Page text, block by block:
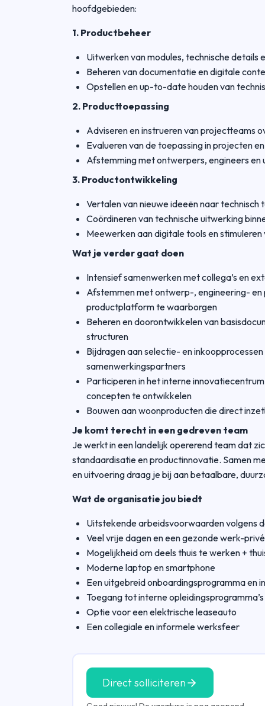
hoofdgebieden:
1. Productbeheer
Uitwerken van modules, technische details
Beheren van documentatie en digitale
Opstellen en up-to-date houden van
2. Producttoepassing
Adviseren en instrueren van projectteams
Evalueren van de toepassing in projecten
Afstemming met ontwerpers, engineers en
3. Productontwikkeling
Vertalen van nieuwe ideeën naar technisch
Coördineren van technische uitwerking
Meewerken aan digitale tools en
Wat je verder gaat doen
Intensief samenwerken met collega’s en
Afstemmen met ontwerp-, engineering-
productplatform te waarborgen
Beheren en doorontwikkelen van
structuren
Bijdragen aan selectie- en
samenwerkingspartners
Participeren in het interne
concepten te ontwikkelen
Bouwen aan woonproducten die direct
Je komt terecht in een gedreven team
Je werkt in een landelijk opererend team dat
standaardisatie en productinnovatie. Samen
en uitvoering draag je bij aan betaalbare,
Wat de organisatie jou biedt
Uitstekende arbeidsvoorwaarden volgens
Veel vrije dagen en een gezonde werk-
Mogelijkheid om deels thuis te werken +
Moderne laptop en smartphone
Een uitgebreid onboardingsprogramma en
Toegang tot interne
Optie voor een elektrische leaseauto
Een collegiale en informele werksfeer
Direct solliciteren